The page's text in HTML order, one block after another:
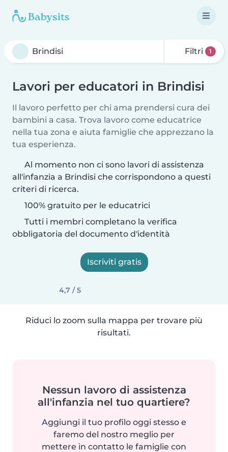
Filtri 1
Lavori per educatori in Brindisi
Il lavoro perfetto per chi ama prendersi cura dei
bambini a casa. Trova lavoro come educatrice
nella tua zona e aiuta famiglie che apprezzano la
tua esperienza.
Al momento non ci sono lavori di assistenza
all'infanzia a Brindisi che corrispondono a questi
criteri di ricerca.
100% gratuito per le educatrici
Tutti i membri completano la verifica
obbligatoria del documento d'identità
Iscriviti gratis
4,7 / 5
Riduci lo zoom sulla mappa per trovare più
risultati.
Nessun lavoro di assistenza
all'infanzia nel tuo quartiere?
Aggiungi il tuo profilo oggi stesso e
faremo del nostro meglio per
mettere in contatto le famiglie con